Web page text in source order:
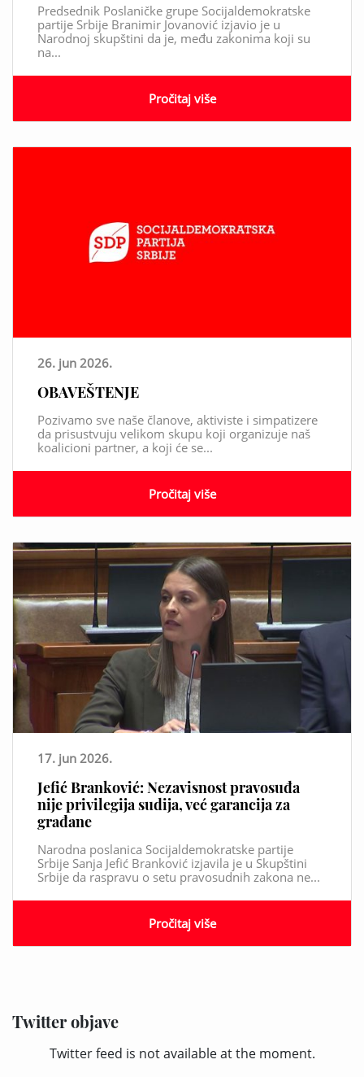
Twitter objave
Twitter feed is not available at the moment.
Predsednik Poslaničke grupe Socijaldemokratske
partije Srbije Branimir Jovanović izjavio je u
Narodnoj skupštini da je, među zakonima koji su
na...
Pročitaj više
26. jun 2026.
OBAVEŠTENJE
Pozivamo sve naše članove, aktiviste i simpatizere
da prisustvuju velikom skupu koji organizuje naš
koalicioni partner, a koji će se...
Pročitaj više
17. jun 2026.
Jefić Branković: Nezavisnost pravosuđa
nije privilegija sudija, već garancija za
građane
Narodna poslanica Socijaldemokratske partije
Srbije Sanja Jefić Branković izjavila je u Skupštini
Srbije da raspravu o setu pravosudnih zakona ne...
Pročitaj više